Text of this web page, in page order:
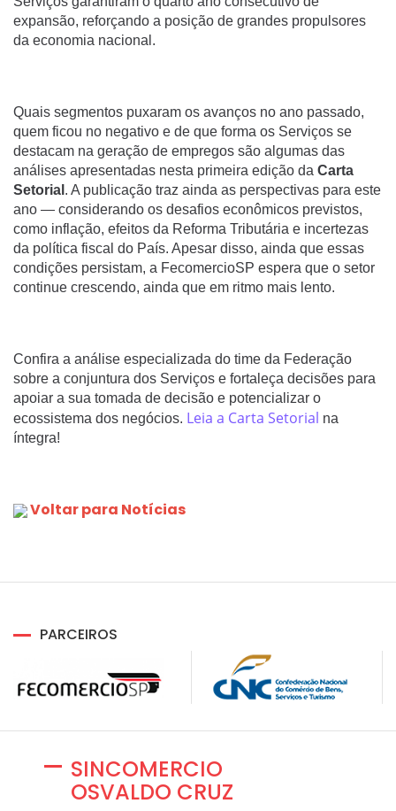
expansão, reforçando a posição de grandes propulsores
da economia nacional.
Quais segmentos puxaram os avanços no ano passado,
quem ficou no negativo e de que forma os Serviços se
destacam na geração de empregos são algumas das
análises apresentadas nesta primeira edição da Carta
Setorial . A publicação traz ainda as perspectivas para este
ano — considerando os desafios econômicos previstos,
como inflação, efeitos da Reforma Tributária e incertezas
da política fiscal do País. Apesar disso, ainda que essas
condições persistam, a FecomercioSP espera que o setor
continue crescendo, ainda que em ritmo mais lento.
Confira a análise especializada do time da Federação
sobre a conjuntura dos Serviços e fortaleça decisões para
apoiar a sua tomada de decisão e potencializar o
ecossistema dos negócios. Leia a Carta Setorial na
íntegra!
Voltar para Notícias
PARCEIROS
SINCOMERCIO
OSVALDO CRUZ